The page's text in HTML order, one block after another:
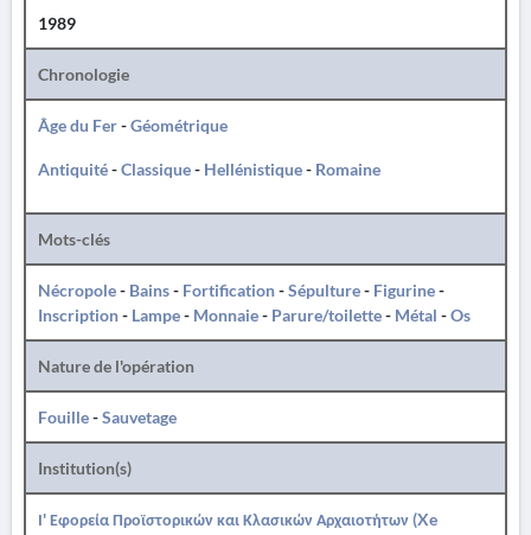
1989
Chronologie
Âge du Fer-Géométrique
Antiquité-Classique- Hellénistique- Romaine
Mots-clés
Nécropole- Bains- Fortification-Sépulture- Figurine-
Inscription- Lampe- Monnaie- Parure/toilette- Métal -Os
Nature de l'opération
Fouille-Sauvetage
Institution(s)
Ι' Εφορεία Προϊστορικών και Κλασικών Αρχαιοτήτων (Xe